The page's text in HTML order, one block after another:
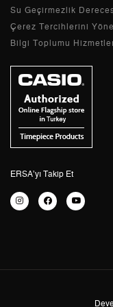
Casio Mr-G
materyaller farklı
Casio MR-
Teknolojisi
Özellikleri
güçlendirilen Mr-
metre yüksekten
yıl pil ömrüne
şık bir görünüm
Su Geçirmezlik
Çerez Tercihlerini
Bilgi Toplumu
ERSA’yı Takip Et